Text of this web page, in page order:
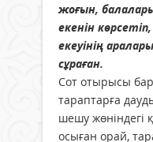
жоғын,
екенін
екеуінің
сұраған.
Сот отырысы
тараптарға
шешу жөніндегі
осыған орай,